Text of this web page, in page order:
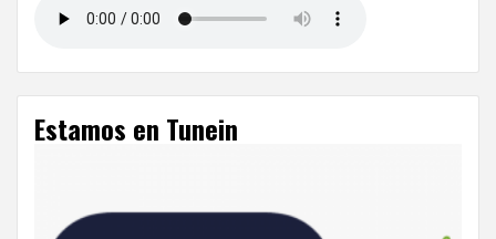
Estamos en Tunein